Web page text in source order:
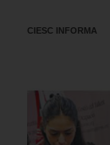
CIESC INFORMA